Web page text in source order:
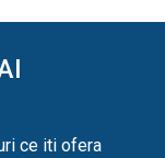
ce iti ofera